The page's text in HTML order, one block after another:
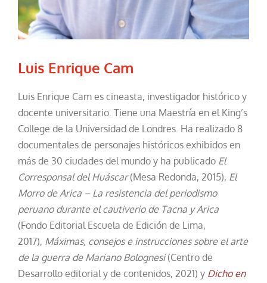
Luis Enrique Cam
Luis Enrique Cam es cineasta, investigador histórico y
docente universitario. Tiene una Maestría en el King’s
College de la Universidad de Londres. Ha realizado 8
documentales de personajes históricos exhibidos en
más de 30 ciudades del mundo y ha publicado El
Corresponsal del Huáscar(Mesa Redonda, 2015), El
Morro de Arica – La resistencia del periodismo
peruano durante el cautiverio de Tacna y Arica
(Fondo Editorial Escuela de Edición de Lima,
2017), Máximas, consejos e instrucciones sobre el arte
de la guerra de Mariano Bolognesi(Centro de
Desarrollo editorial y de contenidos, 2021) y Dicho en